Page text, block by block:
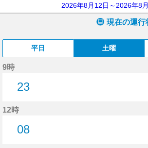
2026年8月12日～2026年8
現在の運行
平日 土曜
9時
23
12時
08